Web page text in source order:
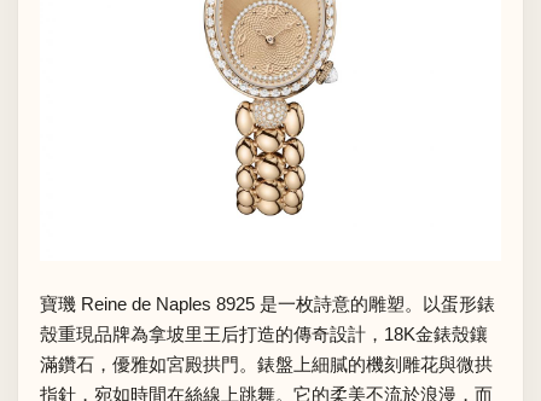
寶璣 Reine de Naples 8925 是一枚詩意的雕塑。以蛋形錶
殼重現品牌為拿坡里王后打造的傳奇設計，18K金錶殼鑲
滿鑽石，優雅如宮殿拱門。錶盤上細膩的機刻雕花與微拱
指針，宛如時間在絲線上跳舞。它的柔美不流於浪漫，而